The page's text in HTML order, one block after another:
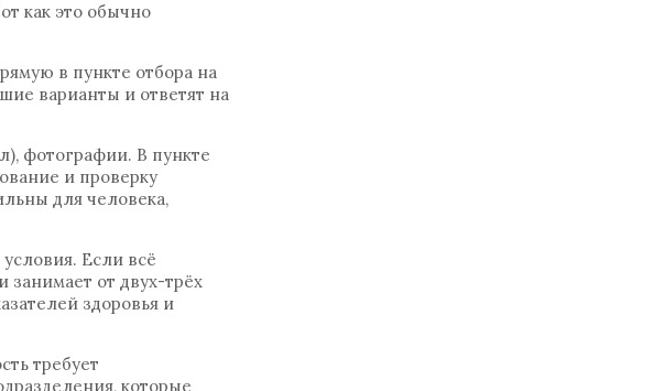
как это обычно
в пункте отбора на
варианты и ответят на
фотографии. В пункте
и проверку
для человека,
Если всё
занимает от двух-трёх
здоровья и
требует
которые